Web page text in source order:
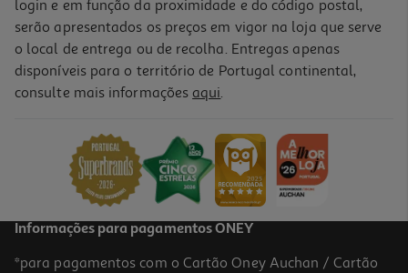
login e em função da proximidade e do código postal,
serão apresentados os preços em vigor na loja que serve
o local de entrega ou de recolha. Entregas apenas
disponíveis para o território de Portugal continental,
consulte mais informações aqui.
Informações para pagamentos ONEY
*para pagamentos com o Cartão Oney Auchan / Cartão